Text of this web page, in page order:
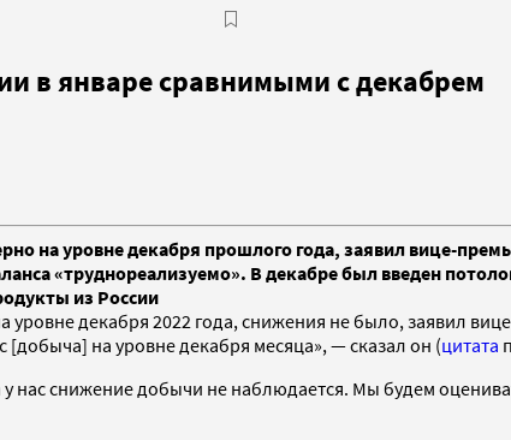
в январе сравнимыми с декабрем
на уровне декабря прошлого года, заявил вице-
«труднореализуемо». В декабре был введен
из России
декабря 2022 года, снижения не было, заявил
на уровне декабря месяца», — сказал он (цитата
нас снижение добычи не наблюдается. Мы будем